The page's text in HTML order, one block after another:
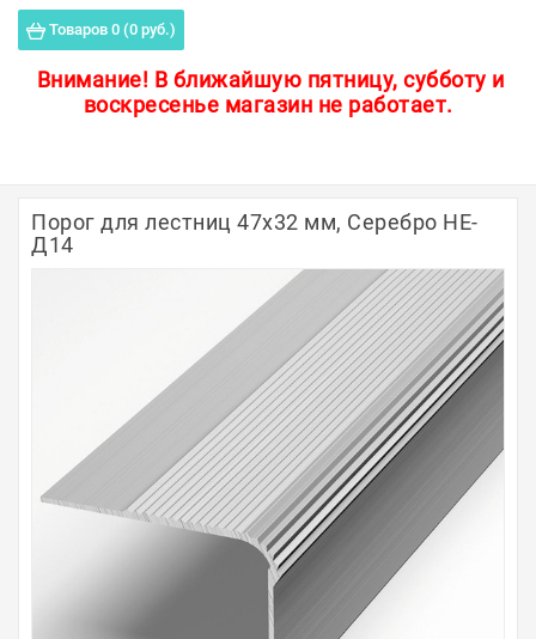
Товаров 0 (0 руб.)
Внимание! В ближайшую пятницу, субботу и
воскресенье магазин не работает.
Пороги для пола
Защитные уголки
Полосы из металла
Профили для стекла и SPC
Обводы для труб
Алюминиевые профили
Крепёж и крепления
Порог для лестниц 47х32 мм, Серебро НЕ-
Д14